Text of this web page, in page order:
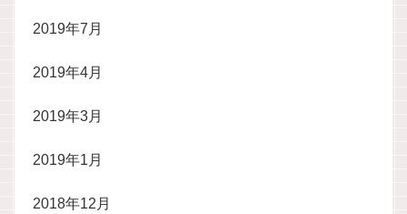
2019年7月
2019年4月
2019年3月
2019年1月
2018年12月